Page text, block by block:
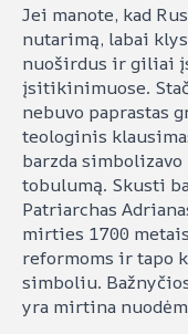
Jei manote, kad
nutarimą, labai
nuoširdus ir giliai
įsitikinimuose.
nebuvo paprastas
teologinis
barzda
tobulumą. Skusti
Patriarchas
mirties 1700
reformoms ir tapo
simboliu.
yra mirtina